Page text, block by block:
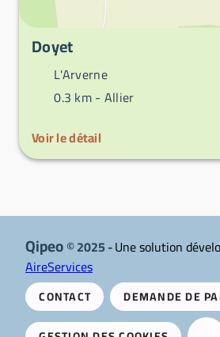
Doyet
L'Arverne
0.3 km - Allier
Voir le détail
Qipeo© 2025 -Une solution
AireServices
CONTACT
DEMANDE DE